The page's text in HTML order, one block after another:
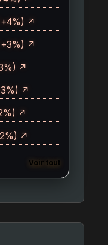
↗
↗
↗
↗
↗
↗
Voir tout